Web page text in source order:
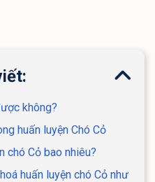
không?
huấn luyện Chó Cỏ
chó Cỏ bao nhiêu?
huấn luyện chó Cỏ như